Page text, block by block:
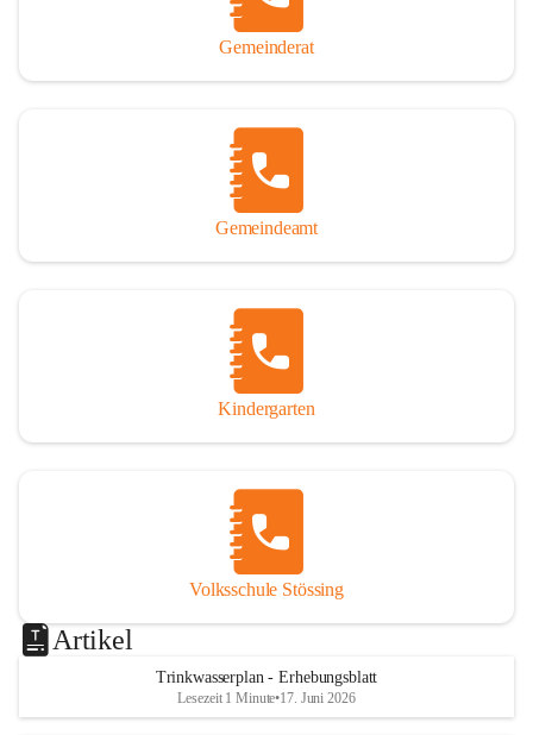
Gemeinderat
Gemeindeamt
Kindergarten
Volksschule Stössing
Artikel
Trinkwasserplan - Erhebungsblatt
Lesezeit 1 Minute•17. Juni 2026